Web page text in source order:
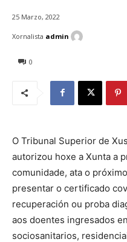
25 Marzo, 2022
0
Xornalista admin
O Tribunal Superior de
autorizou hoxe a Xunta a
comunidade, ata o
presentar o certificado
recuperación ou proba
aos doentes ingresados
sociosanitarios,